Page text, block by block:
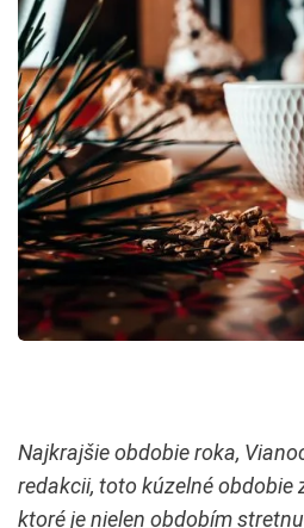
Najkrajšie obdobie roka,
redakcii, toto kúzelné obdobie
ktoré je nielen obdobím